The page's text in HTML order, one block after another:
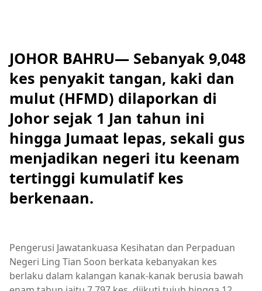
JOHOR BAHRU— Sebanyak 9,048
kes penyakit tangan, kaki dan
mulut (HFMD) dilaporkan di
Johor sejak 1 Jan tahun ini
hingga Jumaat lepas, sekali gus
menjadikan negeri itu keenam
tertinggi kumulatif kes
berkenaan.
Pengerusi Jawatankuasa Kesihatan dan Perpaduan
Negeri Ling Tian Soon berkata kebanyakan kes
berlaku dalam kalangan kanak-kanak berusia bawah